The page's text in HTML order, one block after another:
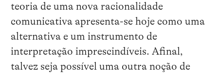
teoria de uma nova racionalidade
comunicativa apresenta-se hoje como uma
alternativa e um instrumento de
interpretação imprescindíveis. Afinal,
talvez seja possível uma outra noção de